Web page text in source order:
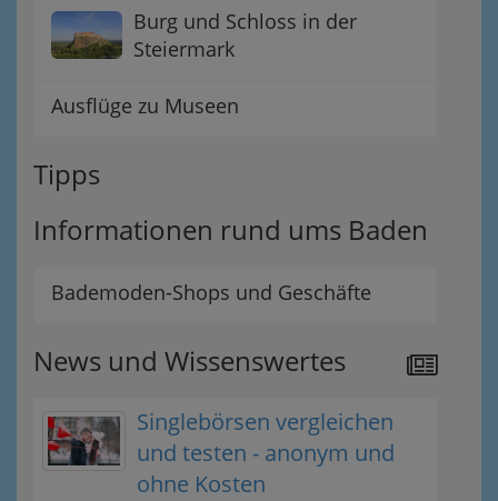
Burg und Schloss in der
Steiermark
Ausflüge zu Museen
Tipps
Informationen rund ums Baden
Bademoden-Shops und Geschäfte
News und Wissenswertes
Singlebörsen vergleichen
und testen - anonym und
ohne Kosten